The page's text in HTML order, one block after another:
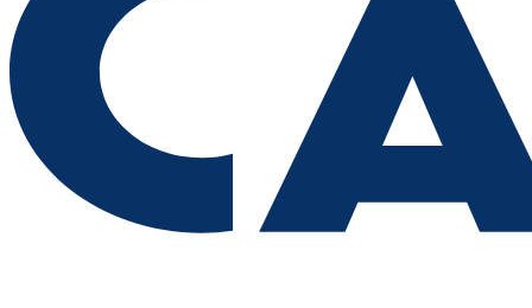
В Самарской области рано утром 8 августа объявили
ракетную и беспилотную опасность
08.08.2026 | 04:40
В Большой Глушице появится зона отдыха у воды
07.08.2026 | 21:41
Вячеслав Федорищев: "Важно отмечать тех, кто всей душой и
сердцем болеет за нашу Самарскую область и вносит большой
вклад в ее развитие"
07.08.2026 | 21:21
В Самаре изменят схему движения шести автобусов с 8 до 12